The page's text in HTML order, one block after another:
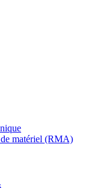
matériel (RMA)